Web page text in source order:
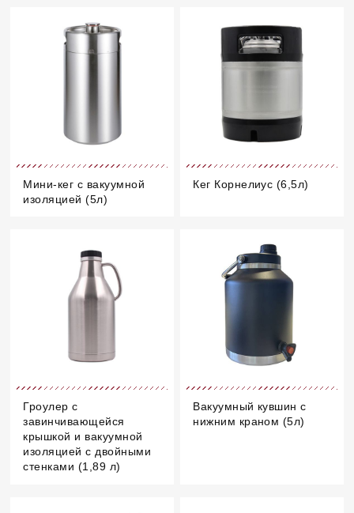
Мини-кег с вакуумной
изоляцией (5л)
Кег Корнелиус (6,5л)
Гроулер с
завинчивающейся
крышкой и вакуумной
изоляцией с двойными
стенками (1,89 л)
Вакуумный кувшин с
нижним краном (5л)